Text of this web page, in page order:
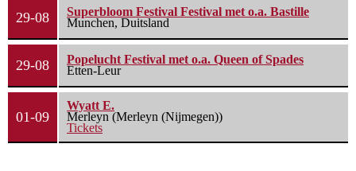
29-08
Superbloom Festival Festival met o.a. Bastille
Munchen, Duitsland
29-08
Popelucht Festival met o.a. Queen of Spades
Etten-Leur
01-09
Wyatt E.
Merleyn (Merleyn (Nijmegen))
Tickets